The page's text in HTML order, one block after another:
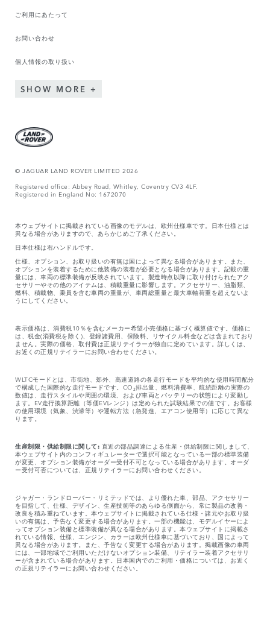
ご利用にあたって
お問い合わせ
個人情報の取り扱い
SHOW MORE
© JAGUAR LAND ROVER LIMITED 2026
Registered office: Abbey Road, Whitley, Coventry CV3 4LF.
Registered in England No: 1672070
本ウェブサイトに掲載されている画像のモデルは、欧州仕様車です。日本仕様とは
異なる場合がありますので、あらかじめご了承ください。
日本仕様は右ハンドルです。
仕様、オプション、お取り扱いの有無は国によって異なる場合があります。また、
オプションを装着するために他装備の装着が必要となる場合があります。記載の重
量には、車両の標準装備が反映されています。製造時点以降に取り付けられたアク
セサリーやその他のアイテムは、積載重量に影響します。アクセサリー、油脂類、
燃料、積載物、乗員を含む車両の重量が、車両総重量と最大車軸荷重を超えないよ
うにしてください。
表示価格は、消費税10％を含むメーカー希望小売価格に基づく概算値です。価格に
は、税金(消費税を除く)、登録諸費用、保険料、リサイクル料金などは含まれており
ません。実際の価格、取付費は正規リテイラーが独自に定めています。詳しくは、
お近くの正規リテイラーにお問い合わせください。
WLTCモードとは、市街地、郊外、高速道路の各走行モードを平均的な使用時間配分
で構成した国際的な走行モードです。CO₂排出量、燃料消費率、航続距離の実際の
数値は、走行スタイルや周囲の環境、および車両とバッテリーの状態により変動し
ます。EV走行換算距離（等価EVレンジ）は定められた試験結果での値です。お客様
の使用環境（気象、渋滞等）や運転方法（急発進、エアコン使用等）に応じて異な
ります。
生産制限・供給制限に関して: 直近の部品調達による生産・供給制限に関しまして、
本ウェブサイト内のコンフィギュレーターで選択可能となっている一部の標準装備
が変更、オプション装備がオーダー受付不可となっている場合があります。オーダ
ー受付可否については、正規リテイラーにお問い合わせください。
ジャガー・ランドローバー・リミテッドでは、より優れた車、部品、アクセサリー
を目指して、仕様、デザイン、生産技術等のあらゆる側面から、常に製品の改善・
改良を積み重ねています。本ウェブサイトに掲載されている仕様・諸元やお取り扱
いの有無は、予告なく変更する場合があります。一部の機能は、モデルイヤーによ
ってオプション装備と標準装備が異なる場合があります。本ウェブサイトに掲載さ
れている情報、仕様、エンジン、カラーは欧州仕様車に基づいており、国によって
異なる場合があります。また、予告なく変更する場合があります。掲載画像の車両
には、一部地域でご利用いただけないオプション装備、リテイラー装着アクセサリ
ーが含まれている場合があります。日本国内でのご利用・価格については、お近く
の正規リテイラーにお問い合わせください。